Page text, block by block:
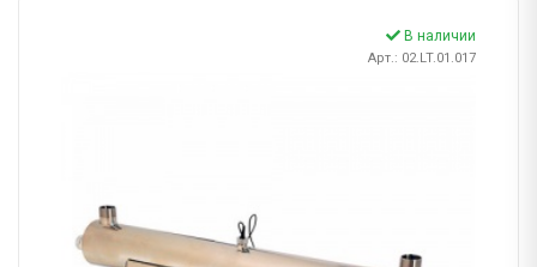
В наличии
Арт.: 02.LT.01.017